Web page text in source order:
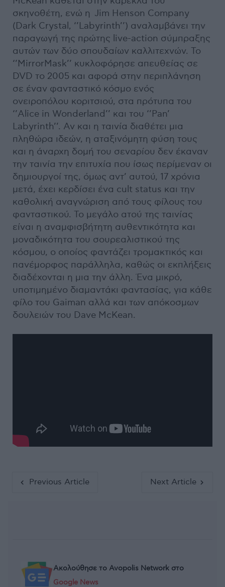
σκηνοθέτη, ενώ η Jim Henson Company
(Dark Crystal, ‘’Labyrinth’’) αναλαμβάνει την
παραγωγή της πρώτης live-action σύμπραξης
αυτών των δύο σπουδαίων καλλιτεχνών. Το
‘’MirrorMask’’ κυκλοφόρησε απευθείας σε
DVD το 2005 και αφορά στην περιπλάνηση
σε έναν φανταστικό κόσμο ενός
ονειροπόλου κοριτσιού, στα πρότυπα του
‘’Alice in Wonderland’’ και του ‘’Pan’
Labyrinth’’. Αν και η ταινία διαθέτει μια
πληθώρα ιδεών, η αταξινόμητη φύση τους
και η άναρχη δομή του σεναρίου δεν έκαναν
την ταινία την επιτυχία που ίσως περίμεναν οι
δημιουργοί της, όμως αντ’ αυτού, 17 χρόνια
μετά, έχει κερδίσει ένα cult status και την
καθολική αναγνώριση από τους φίλους του
φανταστικού. Το μεγάλο ατού της ταινίας
είναι η αναμφισβήτητη αυθεντικότητα και
μοναδικότητα του σουρεαλιστικού της
κόσμου, ο οποίος φαντάζει τρομακτικός και
πανέμορφος παράλληλα, καθώς οι εκπλήξεις
διαδέχονται η μια την άλλη. Ένα μικρό,
υποτιμημένο διαμαντάκι φαντασίας, για κάθε
φίλο του Gaiman αλλά και των απόκοσμων
δουλειών του Dave McKean.
Previous Article Next Article
Ακολούθησε το Avopolis Network στο
Google News